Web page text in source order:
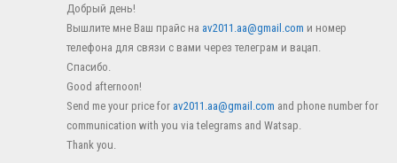
Добрый день!
Вышлите мне Ваш прайс на av2011.aa@gmail.com и номер
телефона для связи с вами через телеграм и вацап.
Спасибо.
Good afternoon!
Send me your price for av2011.aa@gmail.com and phone number for
communication with you via telegrams and Watsap.
Thank you.